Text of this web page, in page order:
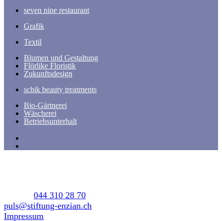
seven nine restaurant
Grafik
Textil
Blumen und Gestaltung
Flörlike Floristik
Zukunftsdesign
schik beauty treatments
Bio-Gärtnerei
Wäscherei
Betriebsunterhalt
044 310 28 70
puls@stiftung-enzian.ch
Impressum